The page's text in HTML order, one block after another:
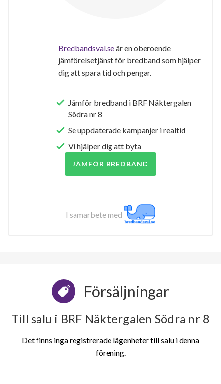
Bredbandsval.seär en oberoende
jämförelsetjänst för bredband som hjälper
dig att spara tid och pengar.
Jämför bredband i BRF Näktergalen
Södra nr 8
Se uppdaterade kampanjer i realtid
Vi hjälper dig att byta
JÄMFÖR BREDBAND
I samarbete med
Försäljningar
Till salu i BRF Näktergalen Södra nr 8
Det finns inga registrerade lägenheter till salu i denna
förening.